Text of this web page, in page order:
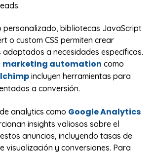
personalizado, bibliotecas JavaScript
o custom CSS permiten crear
adaptados a necesidades específicas.
marketing automation como
incluyen herramientas para
a conversión.
analytics como Google Analytics
insights valiosos sobre el
anuncios, incluyendo tasas de
visualización y conversiones. Para